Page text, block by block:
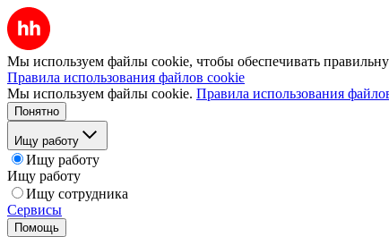
Мы используем файлы cookie, чтобы обеспечивать
Правила использования файлов cookie
Мы используем файлы cookie. Правила использования
Понятно
Ищу работу
Ищу работу
Ищу работу
Ищу сотрудника
Сервисы
Помощь